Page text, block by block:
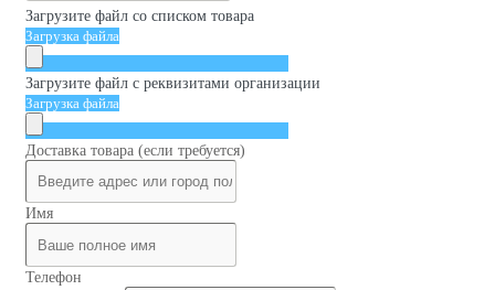
Загрузите файл со списком товара
Загрузка файла
Загрузите файл с реквизитами организации
Загрузка файла
Доставка товара (если требуется)
Имя
Телефон